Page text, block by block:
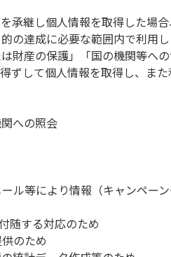
承継し個人情報を取得した場
の達成に必要な範囲内で利用し
財産の保護」「国の機関等へ
ずして個人情報を取得し、ま
への照会
ル等により情報（キャンペー
随する対応のため
のため